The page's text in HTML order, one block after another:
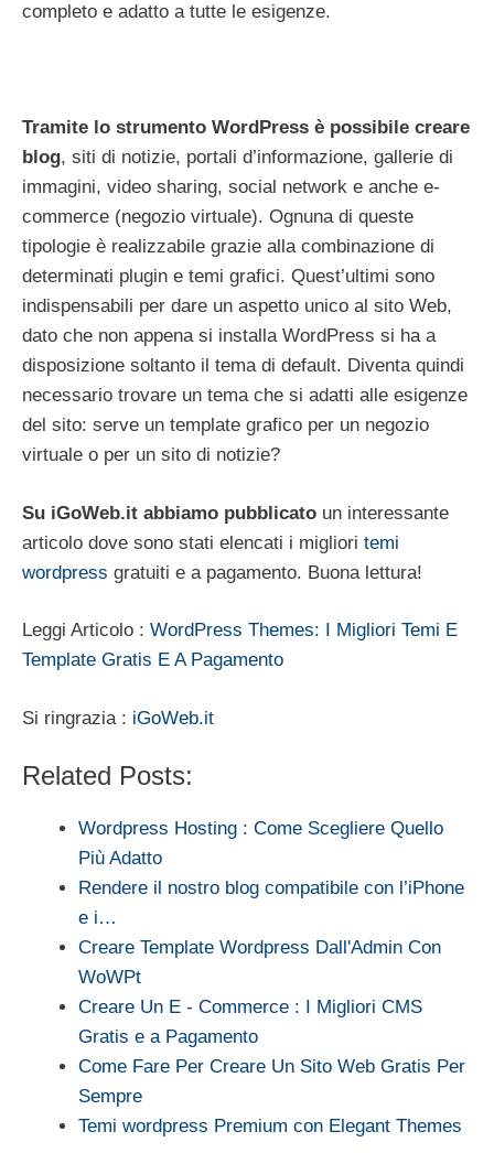
completo e adatto a tutte le esigenze.
Tramite lo strumento WordPress è possibile creare
blog, siti di notizie, portali d’informazione, gallerie di
immagini, video sharing, social network e anche e-
commerce (negozio virtuale). Ognuna di queste
tipologie è realizzabile grazie alla combinazione di
determinati plugin e temi grafici. Quest’ultimi sono
indispensabili per dare un aspetto unico al sito Web,
dato che non appena si installa WordPress si ha a
disposizione soltanto il tema di default. Diventa quindi
necessario trovare un tema che si adatti alle esigenze
del sito: serve un template grafico per un negozio
virtuale o per un sito di notizie?
Su iGoWeb.it abbiamo pubblicato un interessante
articolo dove sono stati elencati i migliori temi
wordpress gratuiti e a pagamento. Buona lettura!
Leggi Articolo : WordPress Themes: I Migliori Temi E
Template Gratis E A Pagamento
Si ringrazia : iGoWeb.it
Related Posts:
Wordpress Hosting : Come Scegliere Quello
Più Adatto
Rendere il nostro blog compatibile con l’iPhone
e i…
Creare Template Wordpress Dall'Admin Con
WoWPt
Creare Un E - Commerce : I Migliori CMS
Gratis e a Pagamento
Come Fare Per Creare Un Sito Web Gratis Per
Sempre
Temi wordpress Premium con Elegant Themes